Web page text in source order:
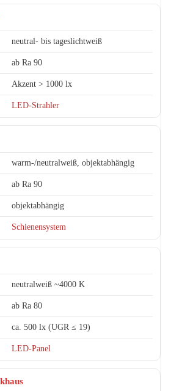
neutral- bis tageslichtweiß
ab Ra 90
Akzent > 1000 lx
LED-Strahler
warm-/neutralweiß, objektabhängig
ab Ra 90
objektabhängig
Schienensystem
neutralweiß ~4000 K
ab Ra 80
ca. 500 lx (UGR ≤ 19)
LED-Panel